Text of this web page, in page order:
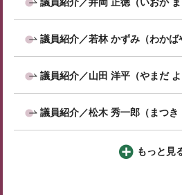
議員紹介／若林 かずみ（わかば
議員紹介／山田 洋平（やまだ よ
議員紹介／松木 秀一郎（まつき
もっと見